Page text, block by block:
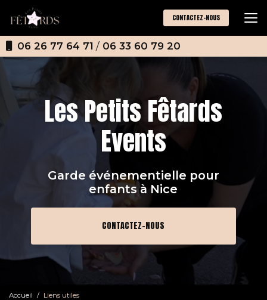
contenu
principal
06 26 77 64 71 / 06 33 60 79 20
CONTACTEZ-NOUS
Les Petits Fêtards
Events
Garde événementielle pour
enfantsà Nice
CONTACTEZ-NOUS
Accueil Liens utiles